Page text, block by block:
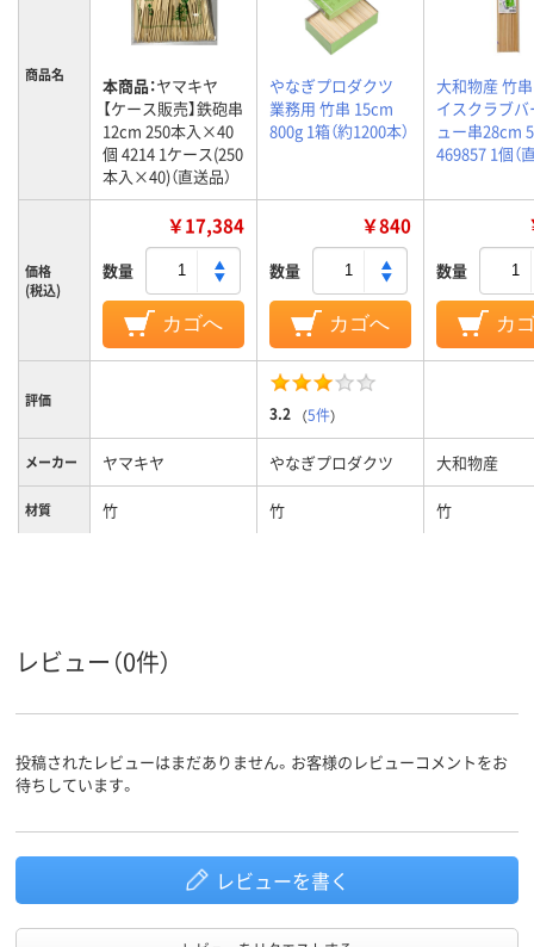
商品名 本商品：ヤマキヤ
【ケース販売】鉄砲串
12cm 250本入×40
個 4214 1ケース(250
本入×40)（直送品）
やなぎプロダクツ
業務用 竹串 15cm
800g 1箱（約1200本）
大和物産 竹
イスクラブ
ュー串28cm
469857 1個（
価格
(税込)
￥17,384
数量
カゴへ
￥840
数量
カゴへ
数量
カ
評価
3.2 （5件）
メーカー ヤマキヤ やなぎプロダクツ 大和物産
材質 竹 竹 竹
レビュー（0件）
投稿されたレビューはまだありません。お客様のレビューコメントをお
待ちしています。
レビューを書く